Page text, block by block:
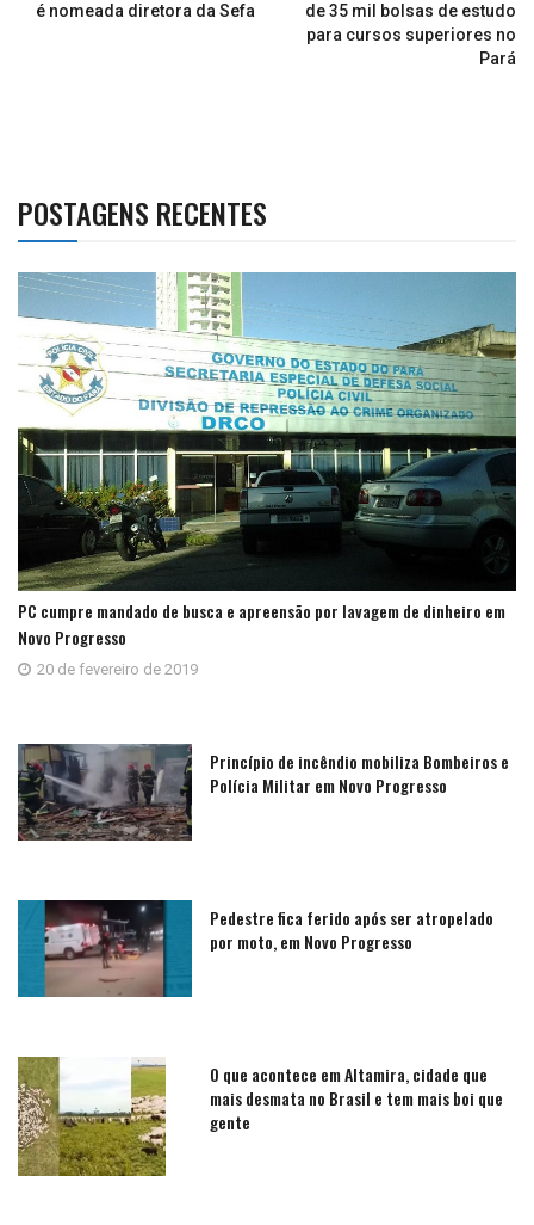
é nomeada diretora da Sefa
de 35 mil bolsas de estudo
para cursos superiores no
Pará
POSTAGENS RECENTES
PC cumpre mandado de busca e apreensão por lavagem de dinheiro em
Novo Progresso
20 de fevereiro de 2019
Princípio de incêndio mobiliza Bombeiros e
Polícia Militar em Novo Progresso
Pedestre fica ferido após ser atropelado
por moto, em Novo Progresso
O que acontece em Altamira, cidade que
mais desmata no Brasil e tem mais boi que
gente